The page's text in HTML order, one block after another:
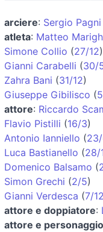
arciere: Sergio Pagni
atleta: Matteo
Simone Collio (27/12)
Gianni Carabelli (30/
Zahra Bani (31/12)
Giuseppe Gibilisco (
attore: Riccardo
Flavio Pistilli (16/3)
Antonio Ianniello (
Luca Bastianello (28/
Domenico Balsamo (
Simon Grechi (2/5)
Gianni Verdesca (7/12
attore e doppiatore:
attore e